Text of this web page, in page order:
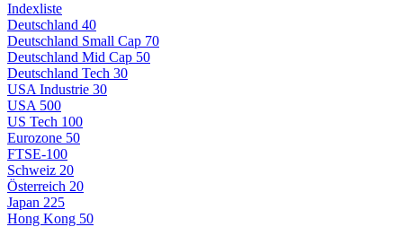
Indexliste
Deutschland 40
Deutschland Small Cap 70
Deutschland Mid Cap 50
Deutschland Tech 30
USA Industrie 30
USA 500
US Tech 100
Eurozone 50
FTSE-100
Schweiz 20
Österreich 20
Japan 225
Hong Kong 50